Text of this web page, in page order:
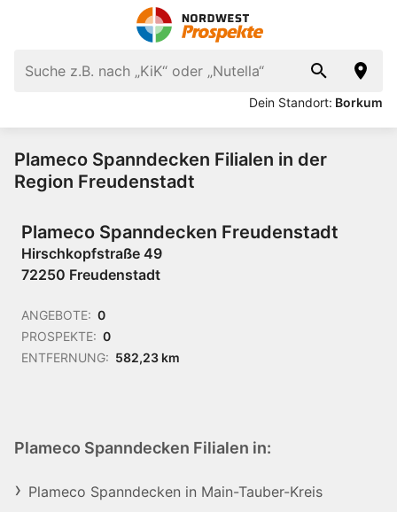
Dein Standort: Borkum
Plameco Spanndecken Filialen in der
Region Freudenstadt
Plameco Spanndecken Freudenstadt
Hirschkopfstraße 49
72250 Freudenstadt
ANGEBOTE: 0
PROSPEKTE: 0
ENTFERNUNG: 582,23 km
Plameco Spanndecken Filialen in:
Plameco Spanndecken in Main-Tauber-Kreis